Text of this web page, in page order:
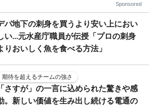
Sponsored
パ地下の刺身を買うより安い上におい
い...元水産庁職員が伝授「プロの刺身
りおいしく魚を食べる方法」
期待を超えるチームの強さ
「さすが」の一言に込められた驚きや感
。新しい価値を生み出し続ける電通の